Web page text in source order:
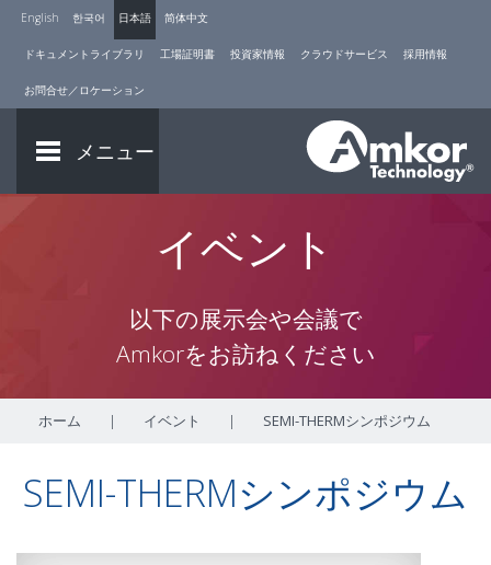
English 한국어 日本語 简体中文
ドキュメントライブラリ 工場証明書 投資家情報 クラウドサービス 採用情報
お問合せ／ロケーション
メニュー
イベント
以下の展示会や会議で
Amkorをお訪ねください
ホーム | イベント | SEMI-THERMシンポジウム
SEMI-THERMシンポジウム